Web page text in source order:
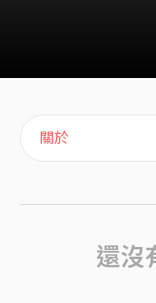
主頁
喜歡
關於
還沒